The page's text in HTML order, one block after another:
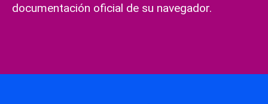
documentación oficial de su navegador.